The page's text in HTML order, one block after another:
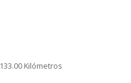
133.00 Kilómetros